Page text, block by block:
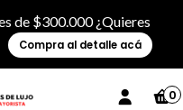
de $300.000 ¿Quieres
Compra al detalle acá
0